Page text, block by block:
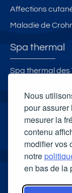
Nous
pour assurer
mesurer la
contenu
modifier vos
notre
en bas de la
Affections
Maladie de
Spa thermal
Spa thermal des
Spa thermal
Carte cadeau
Carte cadeau
Carte cadeau
Carte cadeau